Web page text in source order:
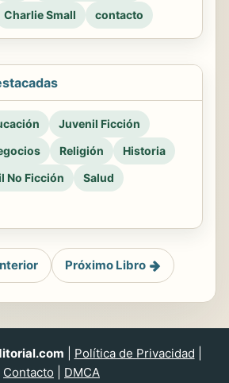
Charlie Small contacto
Juvenil Ficción
Religión
Historia
No Ficción
Salud
Próximo Libro
Política de Privacidad
Contacto
DMCA